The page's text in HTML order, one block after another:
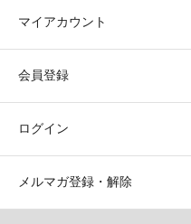
マイアカウント
会員登録
ログイン
メルマガ登録・解除